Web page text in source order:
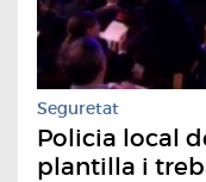
Seguretat
Policia local
plantilla i